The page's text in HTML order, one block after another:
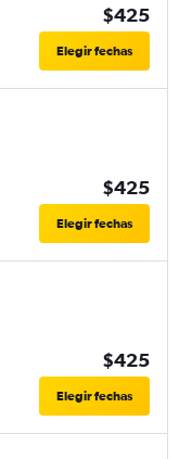
$425
Elegir fechas
$425
Elegir fechas
$425
Elegir fechas